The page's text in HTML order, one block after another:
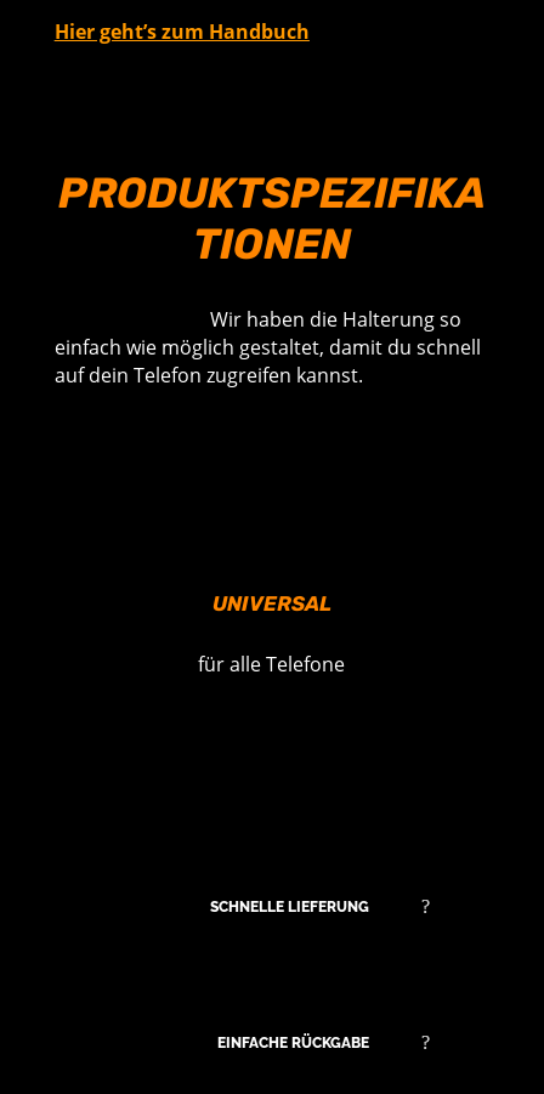
Hier geht’s zum Handbuch
PRODUKTSPEZIFIKA
TIONEN
Wir haben die Halterung so
einfach wie möglich gestaltet, damit du schnell
auf dein Telefon zugreifen kannst.
UNIVERSAL
für alle Telefone
SCHNELLE LIEFERUNG
EINFACHE RÜCKGABE